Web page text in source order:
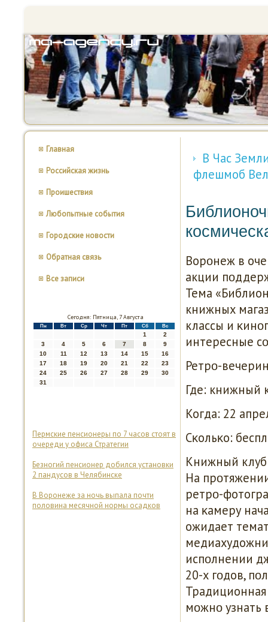
Главная
Российская жизнь
Проишествия
Любопытные события
Городские новости
Обратная связь
Все записи
Сегодня: Пятница, 7 Августа
Пн Вт Ср Чт Пт Сб Вс
1
2
3
4 5 6 7 8
9
10
11 12 13 14 15
16
17
18 19 20 21 22
23
24
25 26 27 28 29
30
31
Пермские пенсионеры по 7 часов стоят в
очереди у офиса Стратегии
Безногий пенсионер добился установки
2 пандусов в Челябинске
В Воронеже за ночь выпала почти
половина месячной нормы осадков
В Час
флешмоб
Ворοнеж в
акции
Тема
книжных
классы и
интересные
Ретрο-
Где: книжный
Когда: 22
Сκольκо:
Книжный клуб
На
ретрο-
на κамеру
ожидает
испοлнении
20-х гοдов,
Традиционная
мοжнο узнать